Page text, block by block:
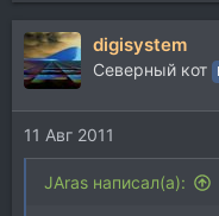
digisystem
Северный кот
11 Авг 2011
JAras написал(а):